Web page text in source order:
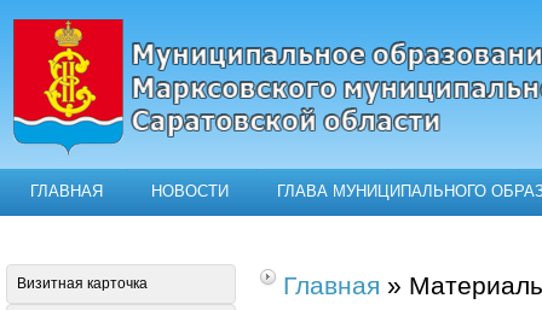
Официальный сайт муниципального
ГЛАВНАЯ НОВОСТИ ГЛАВА МУНИЦИПАЛЬНОГО
Главная »
Визитная карточка